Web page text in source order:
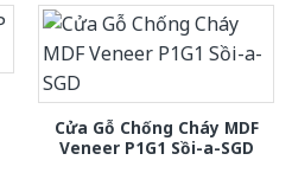
Cửa Gỗ Chống Cháy MDF
Veneer P1G1 Sồi-a-SGD